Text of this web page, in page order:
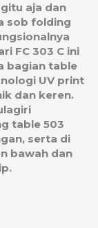
aja dan
sob folding
FC 303 C ini
bagian table
UV print
dan keren.
table 503
serta di
bawah dan